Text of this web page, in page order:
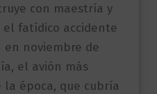
con maestría y
fatídico accidente
en noviembre de
el avión más
la época, que cubría